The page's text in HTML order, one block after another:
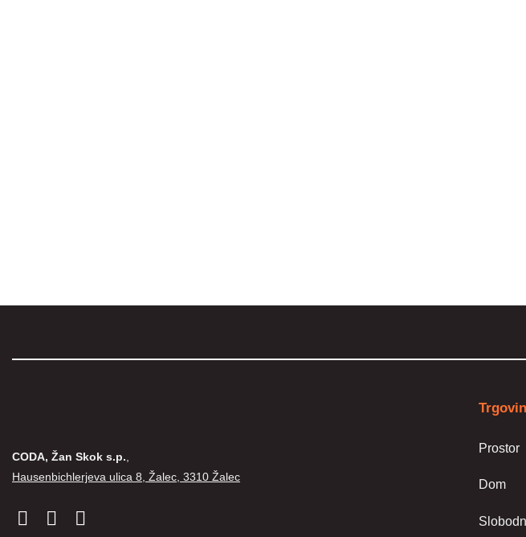
CODA, Žan Skok s.p.
Hausenbichlerjeva ulica 8, Žalec, 3310 Žalec
Prostor
Dom